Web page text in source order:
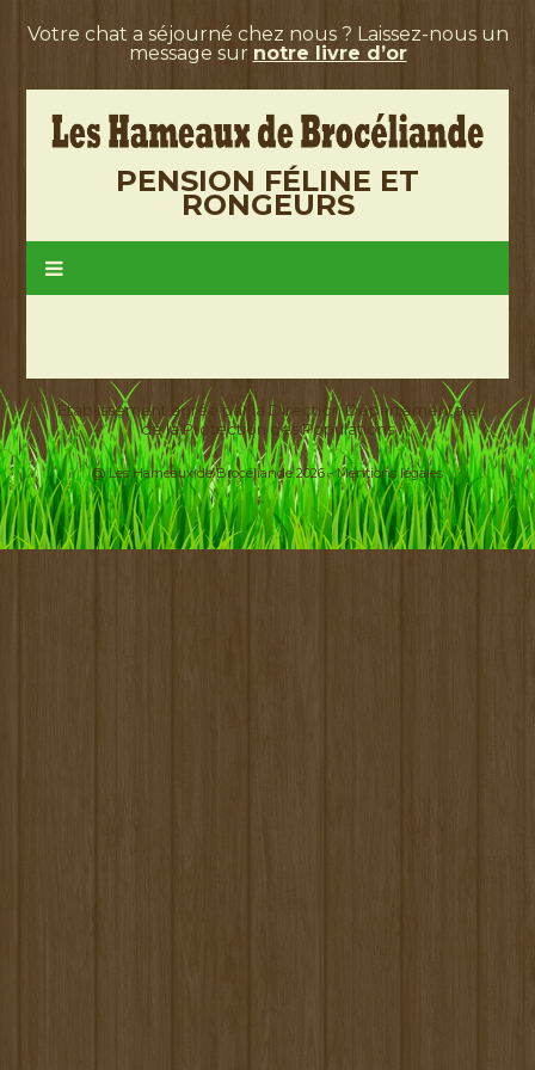
Votre chat a séjourné chez nous ? Laissez-nous un
message sur notre livre d’or
PENSION FÉLINE ET
RONGEURS
Etablissement agréé par la Direction Départementale
de la Protection des Populations
@ Les Hameaux de Brocéliande 2026 -Mentions légales